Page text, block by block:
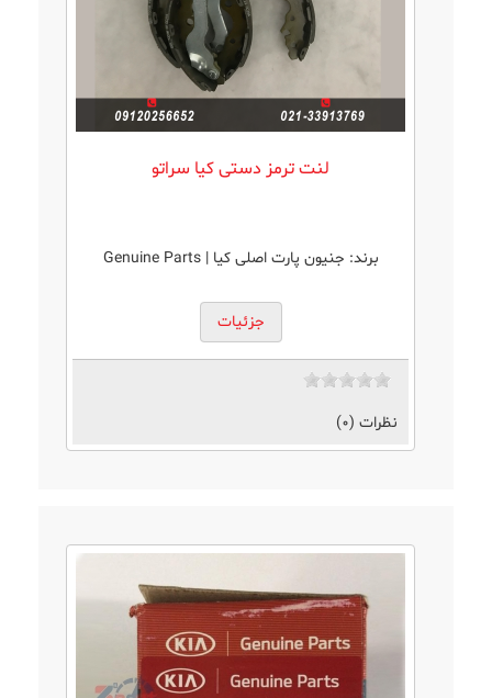
لنت ترمز دستی كيا سراتو
برند: جنیون پارت اصلی کیا | Genuine Parts
جزئیات
نظرات (0)